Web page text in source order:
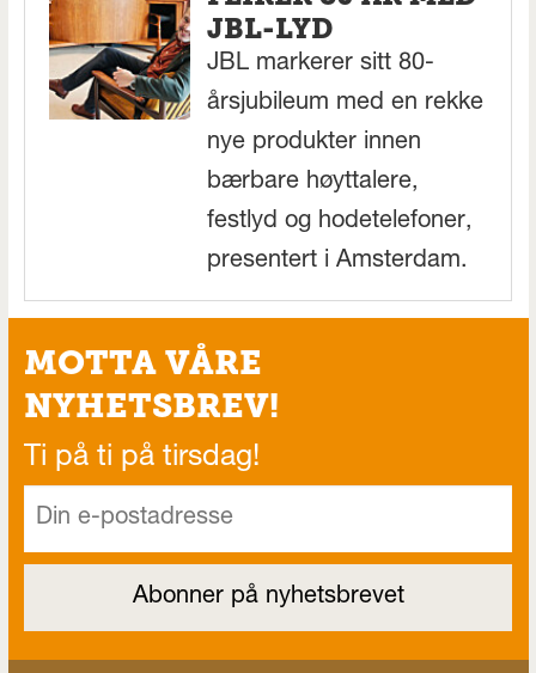
JBL-LYD
JBL markerer sitt 80-
årsjubileum med en rekke
nye produkter innen
bærbare høyttalere,
festlyd og hodetelefoner,
presentert i Amsterdam.
MOTTA VÅRE
NYHETSBREV!
Ti på ti på tirsdag!